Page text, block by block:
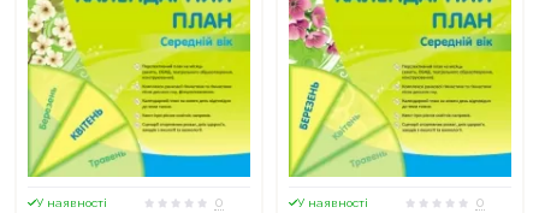
У наявності
0
У наявності
0